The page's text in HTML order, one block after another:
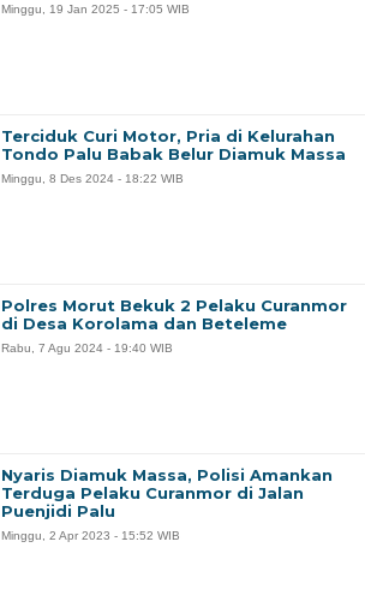
Minggu, 19 Jan 2025 - 17:05 WIB
Terciduk Curi Motor, Pria di Kelurahan
Tondo Palu Babak Belur Diamuk Massa
Minggu, 8 Des 2024 - 18:22 WIB
Polres Morut Bekuk 2 Pelaku Curanmor
di Desa Korolama dan Beteleme
Rabu, 7 Agu 2024 - 19:40 WIB
Nyaris Diamuk Massa, Polisi Amankan
Terduga Pelaku Curanmor di Jalan
Puenjidi Palu
Minggu, 2 Apr 2023 - 15:52 WIB